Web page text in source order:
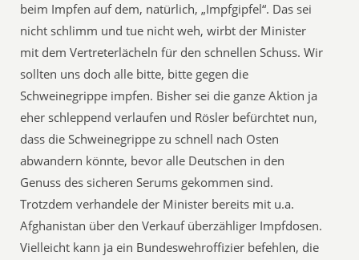
beim Impfen auf dem, natürlich, „Impfgipfel“. Das sei
nicht schlimm und tue nicht weh, wirbt der Minister
mit dem Vertreterlächeln für den schnellen Schuss. Wir
sollten uns doch alle bitte, bitte gegen die
Schweinegrippe impfen. Bisher sei die ganze Aktion ja
eher schleppend verlaufen und Rösler befürchtet nun,
dass die Schweinegrippe zu schnell nach Osten
abwandern könnte, bevor alle Deutschen in den
Genuss des sicheren Serums gekommen sind.
Trotzdem verhandele der Minister bereits mit u.a.
Afghanistan über den Verkauf überzähliger Impfdosen.
Vielleicht kann ja ein Bundeswehroffizier befehlen, die